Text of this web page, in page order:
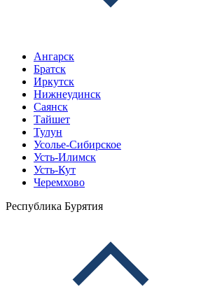
Ангарск
Братск
Иркутск
Нижнеудинск
Саянск
Тайшет
Тулун
Усолье-Сибирское
Усть-Илимск
Усть-Кут
Черемхово
Республика Бурятия